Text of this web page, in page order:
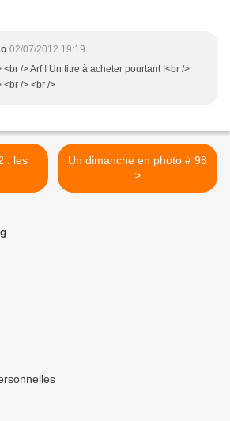
02/07/2012 19:19
<br /> Arf ! Un titre à acheter pourtant !<br />
<br /> <br />
Un dimanche en photo # 98
>